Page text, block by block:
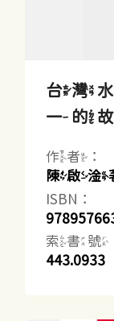
台灣
一的
作者：
陳啟淦
ISBN：
索書號
443.0933